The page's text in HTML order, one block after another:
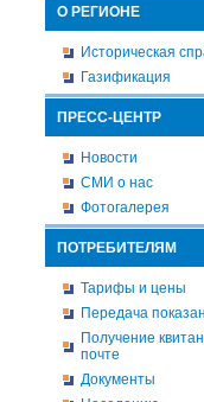
О РЕГИОНЕ
Историческая
Газификация
ПРЕСС-ЦЕНТР
Новости
СМИ о нас
Фотогалерея
ПОТРЕБИТЕЛЯМ
Тарифы и цены
Передача
Получение
почте
Документы